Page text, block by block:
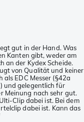
gut in der Hand. Was
Kanten gibt, weder am
an der Kydex Scheide.
von Qualität und keiner
EDC Messer (§42a
und gelegentlich für
Meinung nach sehr gut.
Clip dabei ist. Bei dem
dabei ist. Kann das